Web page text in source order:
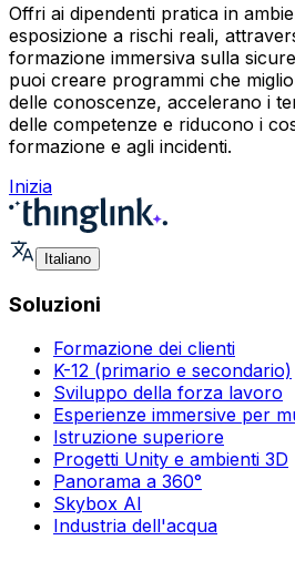
Offri ai dipendenti pratica in
esposizione a rischi reali,
formazione immersiva sulla
puoi creare programmi che
delle conoscenze, accelerano i
delle competenze e riducono i
formazione e agli incidenti.
Inizia
Italiano
Soluzioni
Formazione dei clienti
K-12 (primario e secondario)
Sviluppo della forza lavoro
Esperienze immersive per
Istruzione superiore
Progetti Unity e ambienti 3D
Panorama a 360°
Skybox AI
Industria dell'acqua